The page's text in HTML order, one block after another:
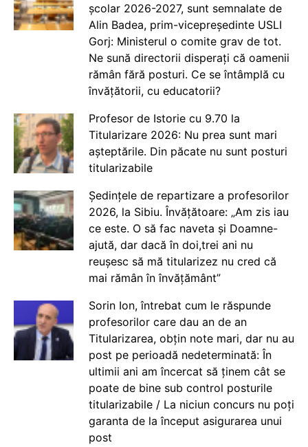
școlar 2026-2027, sunt semnalate de
Alin Badea, prim-vicepreședinte USLI
Gorj: Ministerul o comite grav de tot.
Ne sună directorii disperați că oamenii
rămân fără posturi. Ce se întâmplă cu
învățătorii, cu educatorii?
Profesor de Istorie cu 9.70 la
Titularizare 2026: Nu prea sunt mari
așteptările. Din păcate nu sunt posturi
titularizabile
Ședințele de repartizare a profesorilor
2026, la Sibiu. Învățătoare: „Am zis iau
ce este. O să fac naveta și Doamne-
ajută, dar dacă în doi,trei ani nu
reușesc să mă titularizez nu cred că
mai rămân în învățământ”
Sorin Ion, întrebat cum le răspunde
profesorilor care dau an de an
Titularizarea, obțin note mari, dar nu au
post pe perioadă nedeterminată: În
ultimii ani am încercat să ținem cât se
poate de bine sub control posturile
titularizabile / La niciun concurs nu poți
garanta de la început asigurarea unui
post